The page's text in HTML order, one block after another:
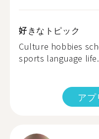
好きなトピック
Culture hobbies
sports language
アプ